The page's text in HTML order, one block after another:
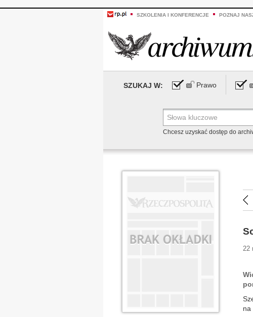
SZKOLENIA I KONFERENCJE POZNAJ
SZUKAJ W: Prawo
Chcesz uzyskać dostęp do
22
na